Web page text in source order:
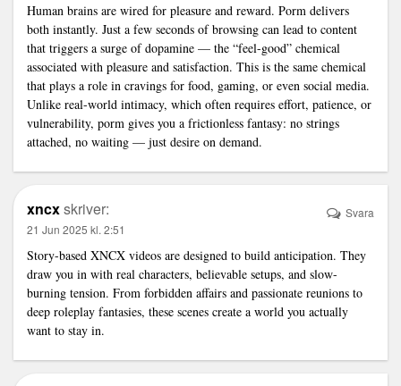
Human brains are wired for pleasure and reward. Porm delivers
both instantly. Just a few seconds of browsing can lead to content
that triggers a surge of dopamine — the “feel-good” chemical
associated with pleasure and satisfaction. This is the same chemical
that plays a role in cravings for food, gaming, or even social media.
Unlike real-world intimacy, which often requires effort, patience, or
vulnerability, porm gives you a frictionless fantasy: no strings
attached, no waiting — just desire on demand.
xncxskriver:
21 Jun 2025 kl. 2:51
Story-based XNCX videos are designed to build anticipation. They
draw you in with real characters, believable setups, and slow-
burning tension. From forbidden affairs and passionate reunions to
deep roleplay fantasies, these scenes create a world you actually
want to stay in.
Svara